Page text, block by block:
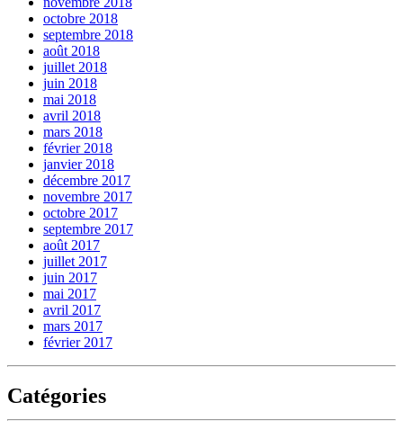
octobre 2018
septembre 2018
août 2018
juillet 2018
juin 2018
mai 2018
avril 2018
mars 2018
février 2018
janvier 2018
décembre 2017
novembre 2017
octobre 2017
septembre 2017
août 2017
juillet 2017
juin 2017
mai 2017
avril 2017
mars 2017
février 2017
Catégories